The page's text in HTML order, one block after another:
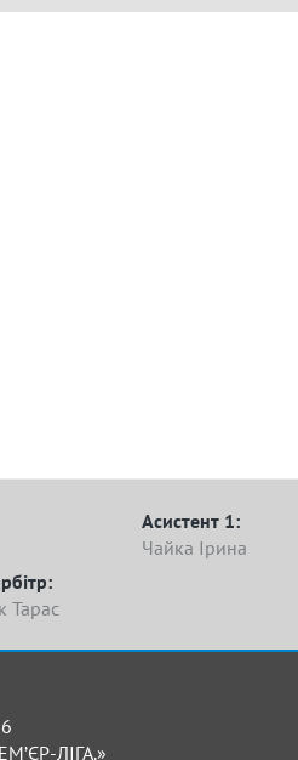
Асистент 1:
Чайка Ірина
Тарас
ЛІГА.»